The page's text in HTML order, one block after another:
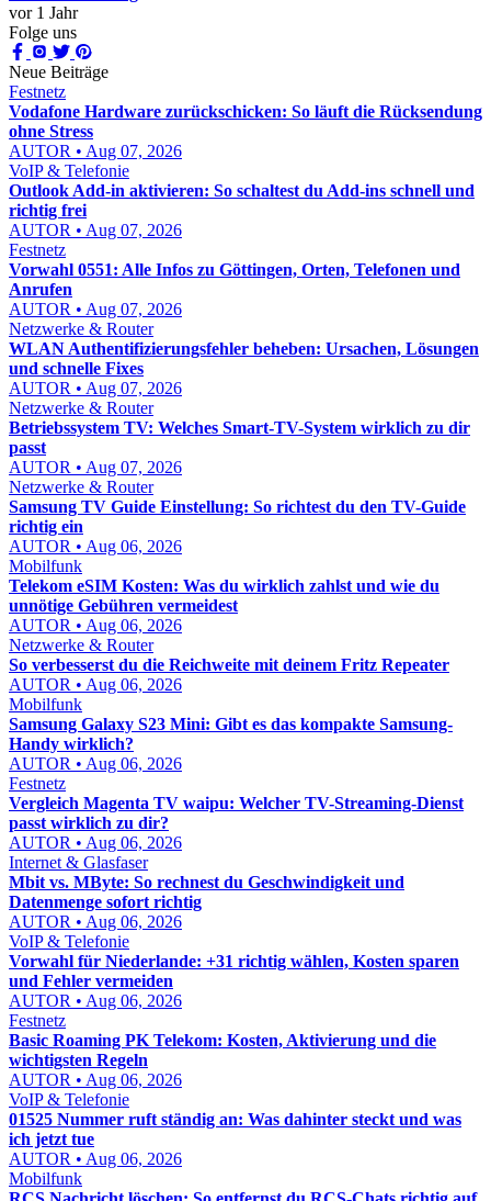
vor 1 Jahr
Folge uns
Neue Beiträge
Festnetz
Vodafone Hardware zurückschicken: So läuft die Rücksendung
ohne Stress
AUTOR • Aug 07, 2026
VoIP & Telefonie
Outlook Add-in aktivieren: So schaltest du Add-ins schnell und
richtig frei
AUTOR • Aug 07, 2026
Festnetz
Vorwahl 0551: Alle Infos zu Göttingen, Orten, Telefonen und
Anrufen
AUTOR • Aug 07, 2026
Netzwerke & Router
WLAN Authentifizierungsfehler beheben: Ursachen, Lösungen
und schnelle Fixes
AUTOR • Aug 07, 2026
Netzwerke & Router
Betriebssystem TV: Welches Smart-TV-System wirklich zu dir
passt
AUTOR • Aug 07, 2026
Netzwerke & Router
Samsung TV Guide Einstellung: So richtest du den TV-Guide
richtig ein
AUTOR • Aug 06, 2026
Mobilfunk
Telekom eSIM Kosten: Was du wirklich zahlst und wie du
unnötige Gebühren vermeidest
AUTOR • Aug 06, 2026
Netzwerke & Router
So verbesserst du die Reichweite mit deinem Fritz Repeater
AUTOR • Aug 06, 2026
Mobilfunk
Samsung Galaxy S23 Mini: Gibt es das kompakte Samsung-
Handy wirklich?
AUTOR • Aug 06, 2026
Festnetz
Vergleich Magenta TV waipu: Welcher TV-Streaming-Dienst
passt wirklich zu dir?
AUTOR • Aug 06, 2026
Internet & Glasfaser
Mbit vs. MByte: So rechnest du Geschwindigkeit und
Datenmenge sofort richtig
AUTOR • Aug 06, 2026
VoIP & Telefonie
Vorwahl für Niederlande: +31 richtig wählen, Kosten sparen
und Fehler vermeiden
AUTOR • Aug 06, 2026
Festnetz
Basic Roaming PK Telekom: Kosten, Aktivierung und die
wichtigsten Regeln
AUTOR • Aug 06, 2026
VoIP & Telefonie
01525 Nummer ruft ständig an: Was dahinter steckt und was
ich jetzt tue
AUTOR • Aug 06, 2026
Mobilfunk